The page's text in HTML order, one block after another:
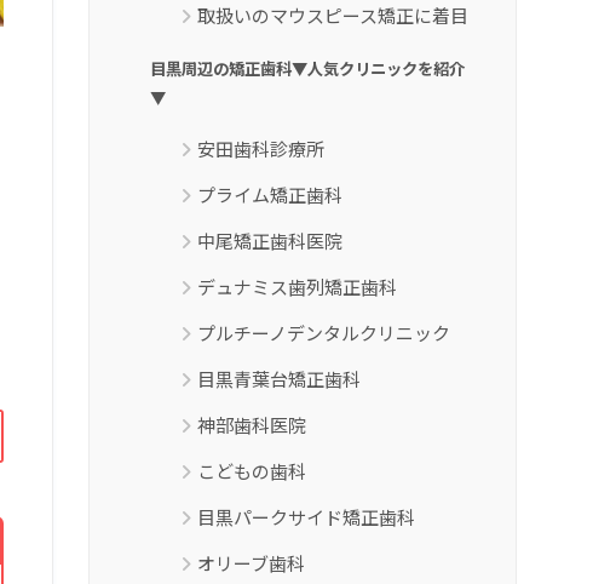
取扱いのマウスピース矯正に着目
目黒周辺の矯正歯科▼人気クリニックを紹介
▼
安田歯科診療所
プライム矯正歯科
中尾矯正歯科医院
デュナミス歯列矯正歯科
プルチーノデンタルクリニック
目黒青葉台矯正歯科
神部歯科医院
こどもの歯科
目黒パークサイド矯正歯科
オリーブ歯科